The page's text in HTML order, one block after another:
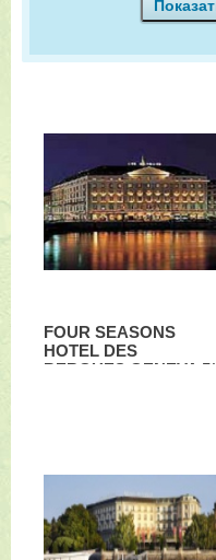
FOUR SEASONS
HOTEL DES
BERGUES GENEVA 5*